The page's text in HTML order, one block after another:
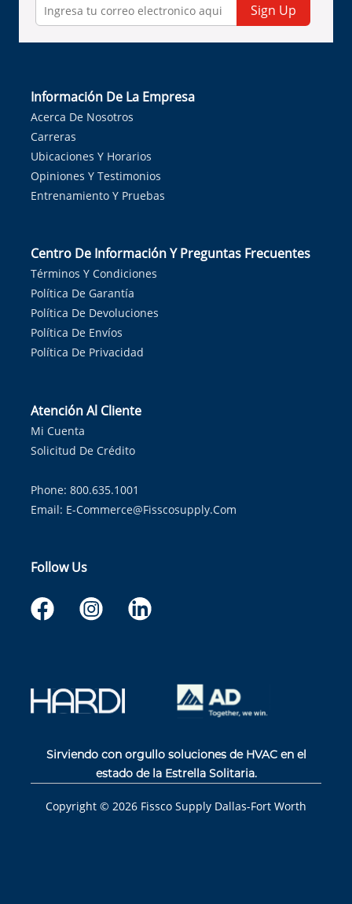
Sign Up
Información De La Empresa
Acerca De Nosotros
Carreras
Ubicaciones Y Horarios
Opiniones Y Testimonios
Entrenamiento Y Pruebas
Centro De Información Y Preguntas Frecuentes
Términos Y Condiciones
Política De Garantía
Política De Devoluciones
Política De Envíos
Política De Privacidad
Atención Al Cliente
Mi Cuenta
Solicitud De Crédito
Phone: 800.635.1001
Email: E-Commerce@fisscosupply.com
Follow Us
Sirviendo con orgullo soluciones de HVAC en el
estado de la Estrella Solitaria.
Copyright © 2026 Fissco Supply Dallas-Fort Worth